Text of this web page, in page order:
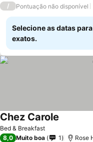
/ Pontuação não disponível
Selecione as datas
exatos.
Bed & Breakfast
Chez Carole
8,0 Muito boa 1 Rose